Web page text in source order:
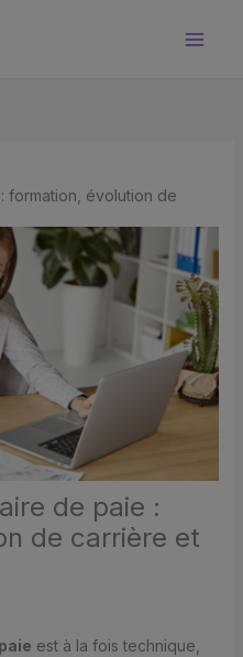
formation, évolution de
de paie :
de carrière et
est à la fois technique,